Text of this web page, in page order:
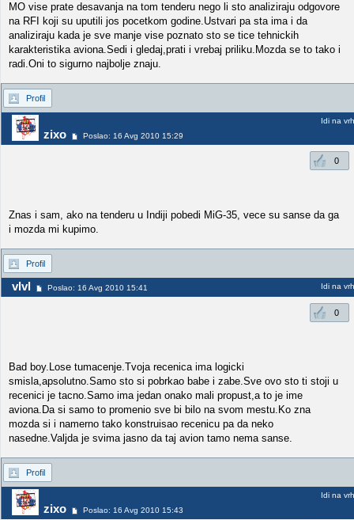
MO vise prate desavanja na tom tenderu nego li sto analiziraju odgovore
na RFI koji su uputili jos pocetkom godine.Ustvari pa sta ima i da
analiziraju kada je sve manje vise poznato sto se tice tehnickih
karakteristika aviona.Sedi i gledaj,prati i vrebaj priliku.Mozda se to tako i
radi.Oni to sigurno najbolje znaju.
Profil
zixo Poslao: 16 Avg 2010 15:29
Idi na vrh
0
Znas i sam, ako na tenderu u Indiji pobedi MiG-35, vece su sanse da ga
i mozda mi kupimo.
Profil
vlvl Poslao: 16 Avg 2010 15:41 Idi na vrh
0
Bad boy.Lose tumacenje.Tvoja recenica ima logicki
smisla,apsolutno.Samo sto si pobrkao babe i zabe.Sve ovo sto ti stoji u
recenici je tacno.Samo ima jedan onako mali propust,a to je ime
aviona.Da si samo to promenio sve bi bilo na svom mestu.Ko zna
mozda si i namerno tako konstruisao recenicu pa da neko
nasedne.Valjda je svima jasno da taj avion tamo nema sanse.
Profil
zixo Poslao: 16 Avg 2010 15:43
Idi na vrh